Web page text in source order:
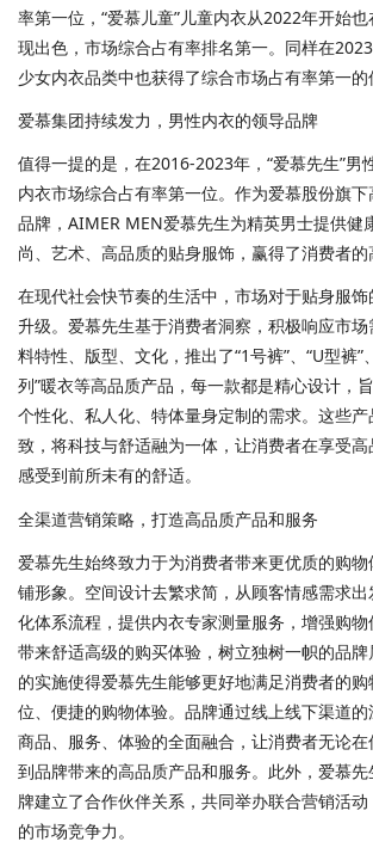
率第一位，“爱慕儿童”儿童内衣从2022年开始
现出色，市场综合占有率排名第一。同样在
少女内衣品类中也获得了综合市场占有率第一的
爱慕集团持续发力，男性内衣的领导品牌
值得一提的是，在2016-2023年，“爱慕先生”男
内衣市场综合占有率第一位。作为爱慕股份旗
品牌，AIMER MEN爱慕先生为精英男士提供健
尚、艺术、高品质的贴身服饰，赢得了消费者的
在现代社会快节奏的生活中，市场对于贴身服
升级。爱慕先生基于消费者洞察，积极响应市
料特性、版型、文化，推出了“1号裤”、“U型裤”
列”暖衣等高品质产品，每一款都是精心设计，
个性化、私人化、特体量身定制的需求。这些
致，将科技与舒适融为一体，让消费者在享受
感受到前所未有的舒适。
全渠道营销策略，打造高品质产品和服务
爱慕先生始终致力于为消费者带来更优质的购
铺形象。空间设计去繁求简，从顾客情感需求
化体系流程，提供内衣专家测量服务，增强购
带来舒适高级的购买体验，树立独树一帜的品
的实施使得爱慕先生能够更好地满足消费者的
位、便捷的购物体验。品牌通过线上线下渠道
商品、服务、体验的全面融合，让消费者无论
到品牌带来的高品质产品和服务。此外，爱慕
牌建立了合作伙伴关系，共同举办联合营销活
的市场竞争力。